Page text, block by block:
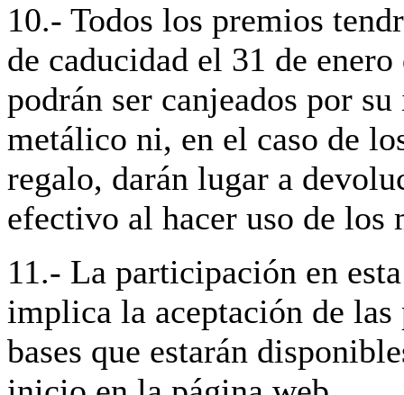
10.- Todos los premios
de caducidad el 31 de
podrán ser canjeados por
metálico ni, en el caso de
regalo, darán lugar a
efectivo al hacer uso de los
11.- La participación en
implica la aceptación de las
bases que estarán